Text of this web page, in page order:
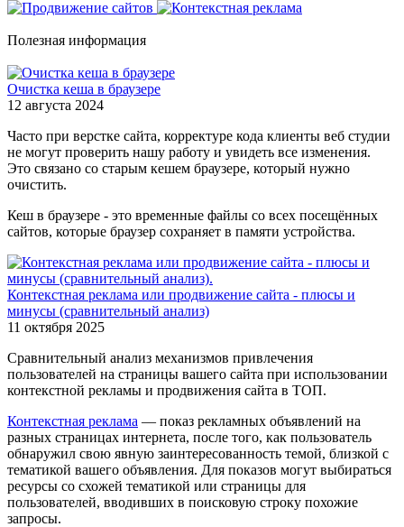
Полезная информация
Очистка кеша в браузере
12 августа 2024
Часто при верстке сайта, корректуре кода клиенты веб студии
не могут проверить нашу работу и увидеть все изменения.
Это связано со старым кешем браузере, который нужно
очистить.
Кеш в браузере - это временные файлы со всех посещённых
сайтов, которые браузер сохраняет в памяти устройства.
Контекстная реклама или продвижение сайта - плюсы и
минусы (сравнительный анализ)
11 октября 2025
Сравнительный анализ механизмов привлечения
пользователей на страницы вашего сайта при использовании
контекстной рекламы и продвижения сайта в ТОП.
Контекстная реклама — показ рекламных объявлений на
разных страницах интернета, после того, как пользователь
обнаружил свою явную заинтересованность темой, близкой с
тематикой вашего объявления. Для показов могут выбираться
ресурсы со схожей тематикой или страницы для
пользователей, вводивших в поисковую строку похожие
запросы.